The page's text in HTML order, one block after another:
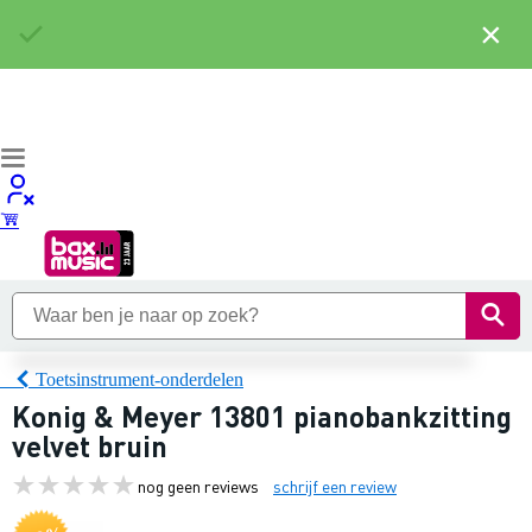
Toetsinstrument-onderdelen
Konig & Meyer 13801 pianobankzitting
velvet bruin
nog geen reviews schrijf een review
×